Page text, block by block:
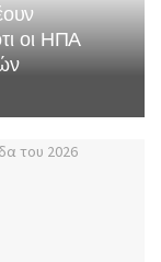
οι ΗΠΑ